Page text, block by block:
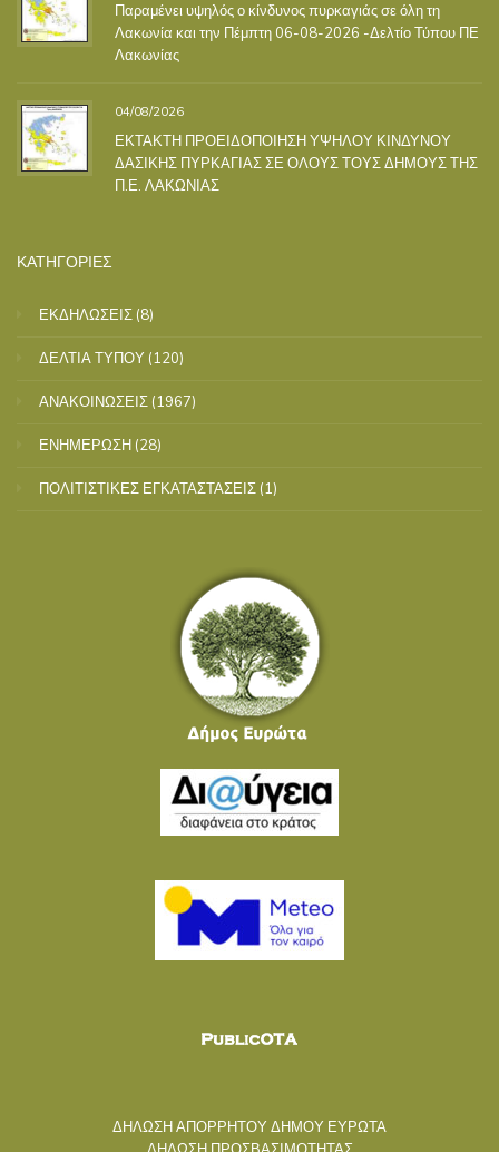
Παραμένει υψηλός ο κίνδυνος πυρκαγιάς σε όλη τη
Λακωνία και την Πέμπτη 06-08-2026 -Δελτίο Τύπου ΠΕ
Λακωνίας
04/08/2026
ΕΚΤΑΚΤΗ ΠΡΟΕΙΔΟΠΟΙΗΣΗ ΥΨΗΛΟΥ ΚΙΝΔΥΝΟΥ
ΔΑΣΙΚΗΣ ΠΥΡΚΑΓΙΑΣ ΣΕ ΟΛΟΥΣ ΤΟΥΣ ΔΗΜΟΥΣ ΤΗΣ
Π.Ε. ΛΑΚΩΝΙΑΣ
ΚΑΤΗΓΟΡΙΕΣ
ΕΚΔΗΛΩΣΕΙΣ (8)
ΔΕΛΤΙΑ ΤΥΠΟΥ (120)
ΑΝΑΚΟΙΝΩΣΕΙΣ (1967)
ΕΝΗΜΕΡΩΣΗ (28)
ΠΟΛΙΤΙΣΤΙΚΕΣ ΕΓΚΑΤΑΣΤΑΣΕΙΣ (1)
ΔΗΛΩΣΗ ΑΠΟΡΡΗΤΟΥ ΔΗΜΟΥ ΕΥΡΩΤΑ
ΔΗΛΩΣΗ ΠΡΟΣΒΑΣΙΜΟΤΗΤΑΣ